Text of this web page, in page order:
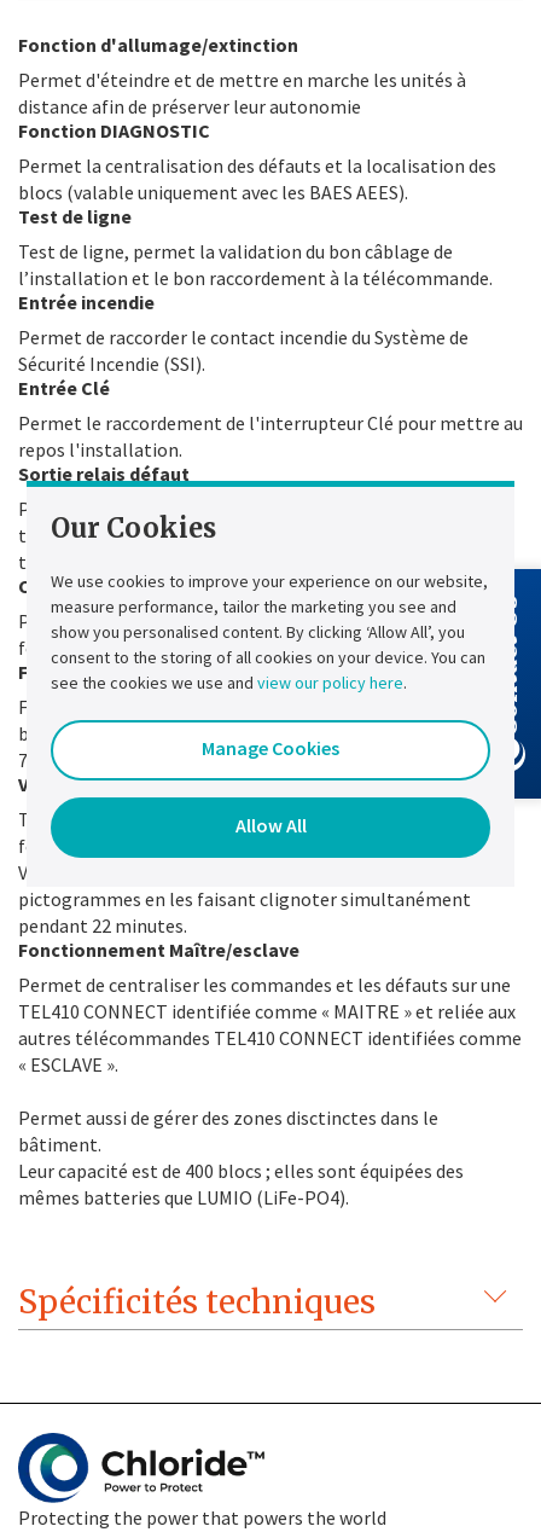
Fonction d'allumage/extinction
Permet d'éteindre et de mettre en marche les unités à
distance afin de préserver leur autonomie
Fonction DIAGNOSTIC
Permet la centralisation des défauts et la localisation des
blocs (valable uniquement avec les BAES AEES).
Test de ligne
Test de ligne, permet la validation du bon câblage de
l’installation et le bon raccordement à la télécommande.
Entrée incendie
Permet de raccorder le contact incendie du Système de
Sécurité Incendie (SSI).
Entrée Clé
Permet le raccordement de l'interrupteur Clé pour mettre au
repos l'installation.
Sortie relais défaut
Permet le report à distance de l'information défaut de la
télécommande (au moins un bloc raccordé sur la
télécommande présente un défaut).
Compatibilité avec blocs Bi-fonction et DBR
Permet reprendre toutes les fonctions avec des blocs Bi-
fonction et DBR.
Foncteur répéteur
Fonction répéteur permettant le pilotage de plus de 400
blocs ou de répéter le signal si la longueur de fil dépasse
700m.
Visibilité+
Télécommande compatible avec les blocs ayant la
fonctionnalité "Visibilité+". Secteur présent, le mode «
Visibilité+ » permet d’accentuer la visibilité des
pictogrammes en les faisant clignoter simultanément
pendant 22 minutes.
Fonctionnement Maître/esclave
Permet de centraliser les commandes et les défauts sur une
TEL410 CONNECT identifiée comme « MAITRE » et reliée aux
autres télécommandes TEL410 CONNECT identifiées comme
« ESCLAVE ».
Permet aussi de gérer des zones disctinctes dans le
bâtiment.
Leur capacité est de 400 blocs ; elles sont équipées des
mêmes batteries que LUMIO (LiFe-PO4).
Spécificités techniques
Protecting the power that powers the world
Contact Us
Our Cookies
We use cookies to improve your experience on our website,
measure performance, tailor the marketing you see and
show you personalised content. By clicking ‘Allow All’, you
consent to the storing of all cookies on your device. You can
see the cookies we use and view our policy here.
Manage Cookies
Allow All